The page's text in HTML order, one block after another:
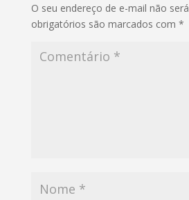
O seu endereço de e-mail não
obrigatórios são marcados com *